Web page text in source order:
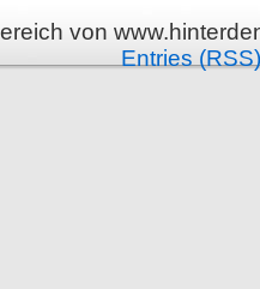
von
Entries (RSS)